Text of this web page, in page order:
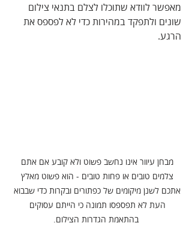
מאפשר לוודא שתוכלו לצלם בתנאי צילום
שונים ולתפקד במהירות כדי לא לפספס את
הרגע.
מבחן עיוור אינו נחשב פשוט ולא קובע אם אתם
צלמים טובים או פחות טובים - הוא פשוט מאלץ
אתכם לשנן מיקומים של כפתורים ובקרות כדי שבבוא
העת לא תפספסו תמונה כי הייתם עסוקים
בהתאמת הגדרות הצילום.